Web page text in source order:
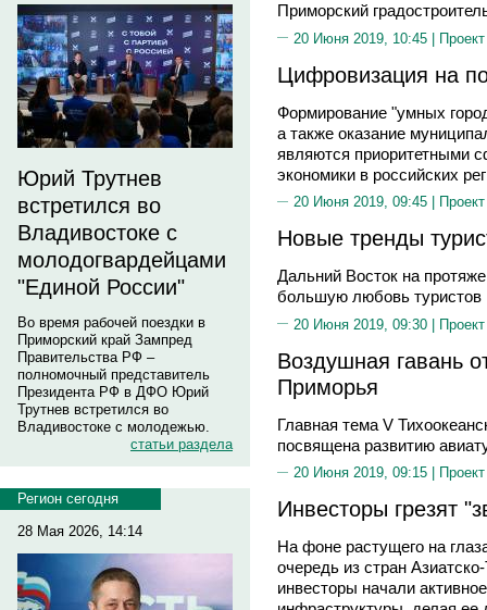
Юрий Трутнев
встретился во
Владивостоке с
молодогвардейцами
"Единой России"
Во время рабочей поездки в
Приморский край Зампред
Правительства РФ –
полномочный представитель
Президента РФ в ДФО Юрий
Трутнев встретился во
Владивостоке с молодежью.
статьи раздела
Регион сегодня
28 Мая 2026, 14:14
Приморский
20 Июня 2019, 10:45 |
Цифровизация на
Формирование "умных
а также оказание
являются приоритетными
экономики в российских
20 Июня 2019, 09:45 |
Новые тренды
Дальний Восток на
большую любовь туристов
20 Июня 2019, 09:30 |
Воздушная гавань
Приморья
Главная тема V
посвящена развитию
20 Июня 2019, 09:15 |
Инвесторы грезят
На фоне растущего на
очередь из стран
инвесторы начали